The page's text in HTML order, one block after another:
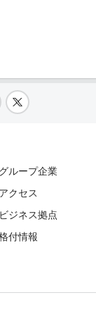
グループ企業
アクセス
ビジネス拠点
付情報